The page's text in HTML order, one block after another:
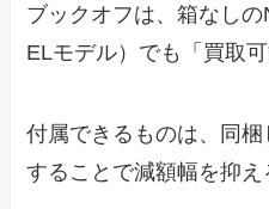
ブックオフは、箱なし
ELモデル）でも「買取可
付属できるものは、同
することで減額幅を抑え